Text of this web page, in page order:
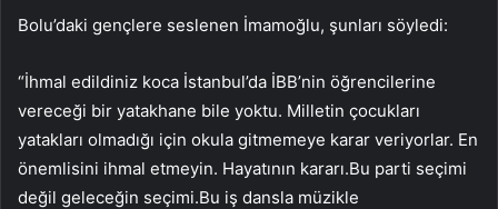
Bolu’daki gençlere seslenen İmamoğlu, şunları söyledi:
“İhmal edildiniz koca İstanbul’da İBB’nin öğrencilerine
vereceği bir yatakhane bile yoktu. Milletin çocukları
yatakları olmadığı için okula gitmemeye karar veriyorlar. En
önemlisini ihmal etmeyin. Hayatının kararı.Bu parti seçimi
değil geleceğin seçimi.Bu iş dansla müzikle